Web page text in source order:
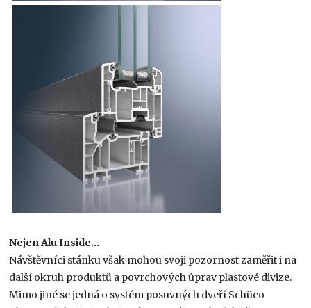
Nejen Alu Inside…
Návštěvníci stánku však mohou svoji pozornost zaměřit i na
další okruh produktů a povrchových úprav plastové divize.
Mimo jiné se jedná o systém posuvných dveří Schüco